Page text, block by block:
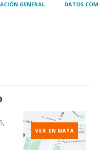
GENERAL DATOS
VER EN MAPA